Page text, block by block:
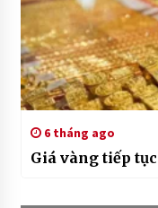
6 tháng ago
Giá vàng tiếp